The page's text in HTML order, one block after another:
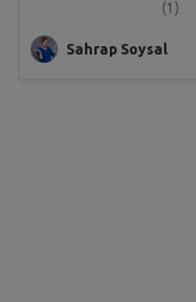
(1)
Sahrap Soysal